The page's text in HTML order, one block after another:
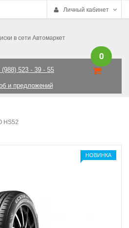
Личный кабинет
в сети Автомаркет
(988) 523 - 39 - 55
и предложений
0
HS52
НОВИНКА